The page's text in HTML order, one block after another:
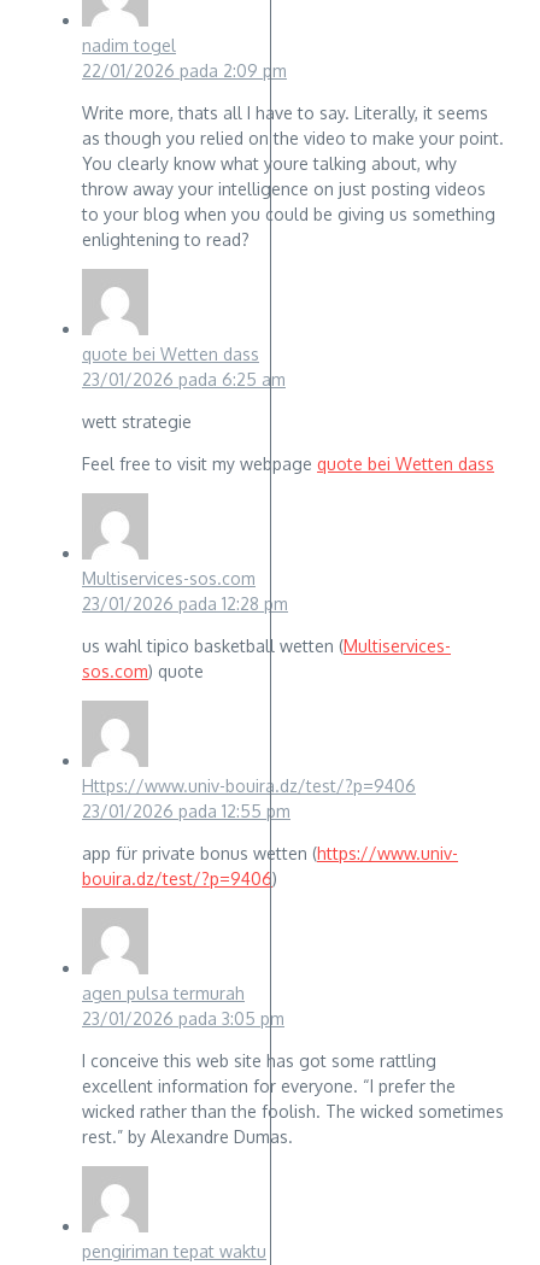
nadim togel
22/01/2026 pada 2:09 pm
Write more, thats all I have to say. Literally, it seems
as though you relied on the video to make your point.
You clearly know what youre talking about, why
throw away your intelligence on just posting videos
to your blog when you could be giving us something
enlightening to read?
quote bei Wetten dass
23/01/2026 pada 6:25 am
wett strategie
Feel free to visit my webpage quote bei Wetten dass
Multiservices-sos.com
23/01/2026 pada 12:28 pm
us wahl tipico basketball wetten (Multiservices-
sos.com) quote
Https://www.univ-bouira.dz/test/?p=9406
23/01/2026 pada 12:55 pm
app für private bonus wetten (https://www.univ-
bouira.dz/test/?p=9406)
agen pulsa termurah
23/01/2026 pada 3:05 pm
I conceive this web site has got some rattling
excellent information for everyone. “I prefer the
wicked rather than the foolish. The wicked sometimes
rest.” by Alexandre Dumas.
pengiriman tepat waktu